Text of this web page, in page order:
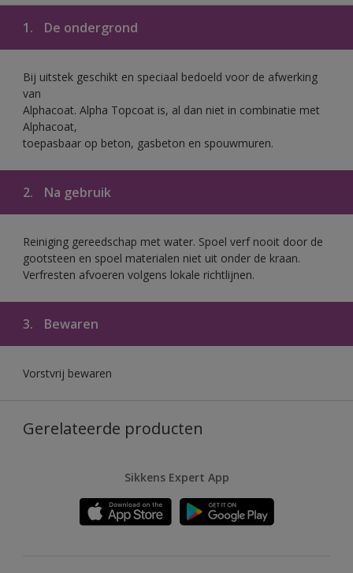
1. De ondergrond
Bij uitstek geschikt en speciaal bedoeld voor de afwerking
van
Alphacoat. Alpha Topcoat is, al dan niet in combinatie met
Alphacoat,
toepasbaar op beton, gasbeton en spouwmuren.
2. Na gebruik
Reiniging gereedschap met water. Spoel verf nooit door de
gootsteen en spoel materialen niet uit onder de kraan.
Verfresten afvoeren volgens lokale richtlijnen.
3. Bewaren
Vorstvrij bewaren
Gerelateerde producten
Sikkens Expert App